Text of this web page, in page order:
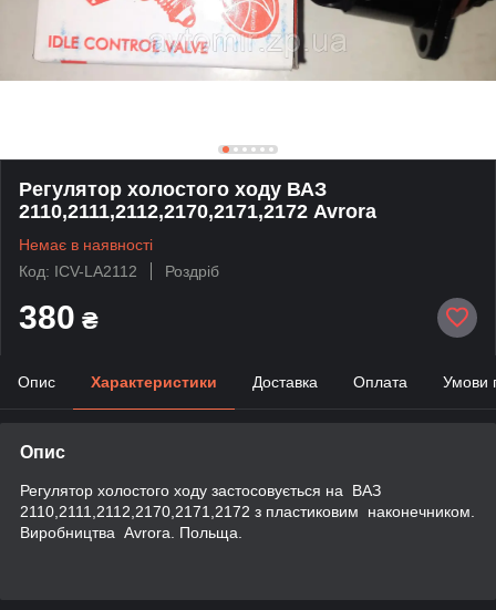
Регулятор холостого ходу ВАЗ
2110,2111,2112,2170,2171,2172 Avrora
Немає в наявності
Код: ICV-LA2112
Роздріб
380 ₴
Опис Характеристики Доставка Оплата Умови
Опис
Регулятор холостого ходу застосовується на ВАЗ
2110,2111,2112,2170,2171,2172 з пластиковим наконечником.
Виробництва Avrora. Польща.